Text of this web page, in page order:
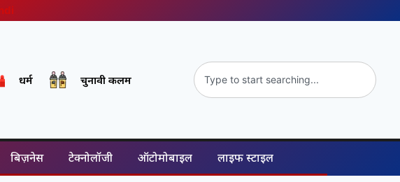
धर्म चुनावी कलम
बिज़नेस टेक्नोलॉजी ऑटोमोबाइल लाइफ स्टाइल